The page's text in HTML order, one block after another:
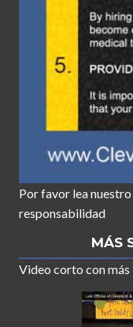
Por favor lea nuestro
responsabilidad
MÁS
Video corto con